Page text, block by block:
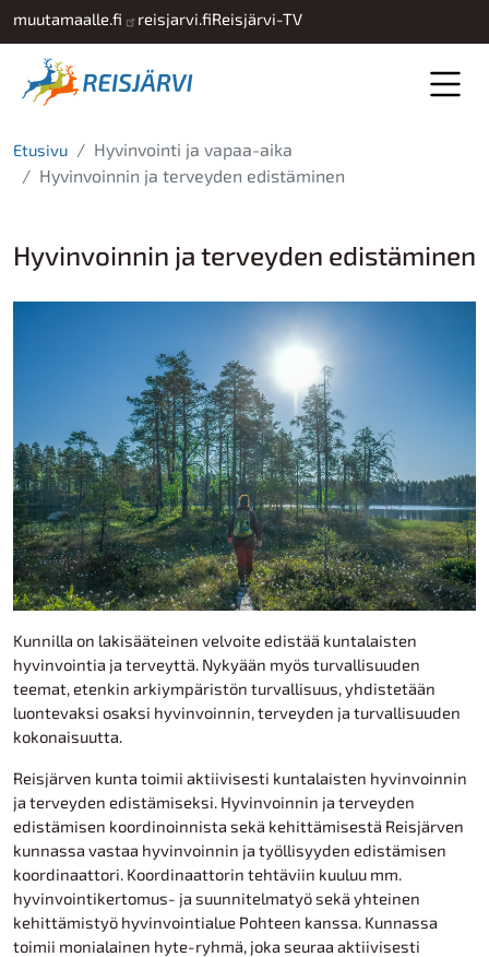
Hyppää pääsisältöön
muutamaalle.fi reisjarvi.fiReisjärvi-TV
Etusivu
Hyvinvointi ja vapaa-aika
Hyvinvoinnin ja terveyden edistäminen
Hyvinvoinnin ja terveyden edistäminen
Kunnilla on lakisääteinen velvoite edistää kuntalaisten
hyvinvointia ja terveyttä. Nykyään myös turvallisuuden
teemat, etenkin arkiympäristön turvallisuus, yhdistetään
luontevaksi osaksi hyvinvoinnin, terveyden ja turvallisuuden
kokonaisuutta.
Reisjärven kunta toimii aktiivisesti kuntalaisten hyvinvoinnin
ja terveyden edistämiseksi. Hyvinvoinnin ja terveyden
edistämisen koordinoinnista sekä kehittämisestä Reisjärven
kunnassa vastaa hyvinvoinnin ja työllisyyden edistämisen
koordinaattori. Koordinaattorin tehtäviin kuuluu mm.
hyvinvointikertomus- ja suunnitelmatyö sekä yhteinen
kehittämistyö hyvinvointialue Pohteen kanssa. Kunnassa
toimii monialainen hyte-ryhmä, joka seuraa aktiivisesti